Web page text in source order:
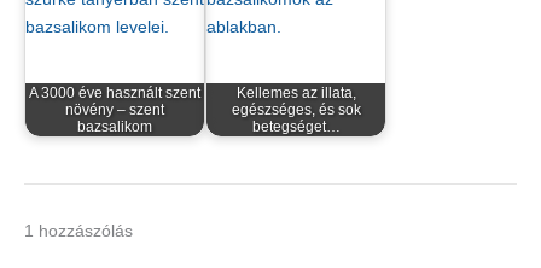
A 3000 éve használt szent
növény – szent
bazsalikom
Kellemes az illata,
egészséges, és sok
betegséget…
1 hozzászólás